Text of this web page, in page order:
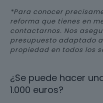
*Para conocer
reforma que tienes en
contactarnos. Nos
presupuesto adaptado
propiedad en todos los
¿Se puede hacer
1.000 euros?